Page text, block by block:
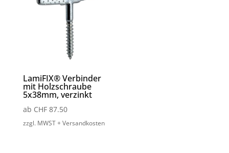
LamiFIX® Verbinder
mit Holzschraube
5x38mm, verzinkt
ab CHF87.50
zzgl. MWST + Versandkosten